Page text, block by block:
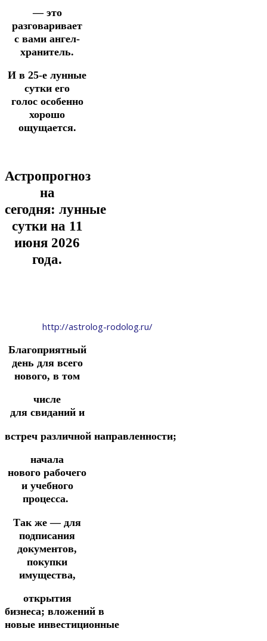
— это
разговаривает
с вами ангел-
хранитель.
И в 25-е лунные
сутки его
голос особенно
хорошо
ощущается.
Астропрогноз
на
сегодня: лунные
сутки на 11
июня 2026
года.
http://astrolog-rodolog.ru/
Благоприятный
день для всего
нового, в том
числе
для свиданий и
встреч различной направленности;
начала
нового рабочего
и учебного
процесса.
Так же — для
подписания
документов,
покупки
имущества,
открытия
бизнеса; вложений в
новые инвестиционные